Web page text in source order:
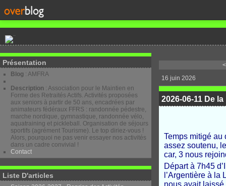
Présentation
Blog : AMFRA
Description : Association pour le Maintien en
Forme des Retraités Actifs. Activités proposées
aux seniors à partir de 50 ans, encadrées par
animateurs fédéraux FFRS : randonnée pédestre,
marche nordique, gymnastique, randonnée vélo,
aquatraining et pickleball. Organisation de séjours
sportifs (agrément Tourisme). Le top diriez-vous !
Alors, pourquoi ne pas venir essayer nos activités
dans un cadre convivial !
Contact
Liste D'articles
16 juin 2026
2026-06-11 De
Temps mitigé au
assez soutenu,
car, 3 nous
Départ à 7h45
l’Argentière à
nous avait